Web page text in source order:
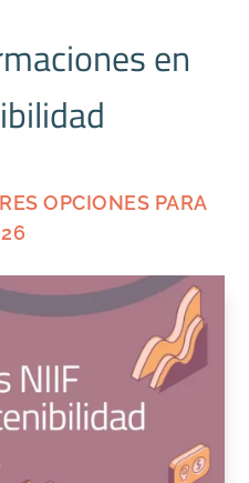
en
OPCIONES PARA